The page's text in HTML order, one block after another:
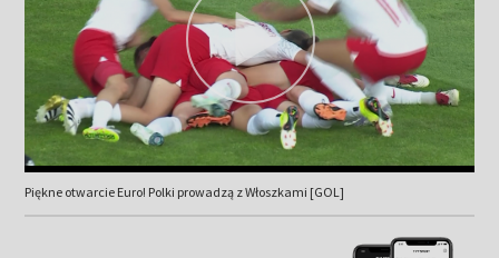
Piękne otwarcie Euro! Polki prowadzą z Włoszkami [GOL]